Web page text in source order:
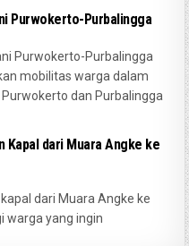
Purwokerto-Purbalingga
Purwokerto-Purbalingga
mobilitas warga dalam
dan Purbalingga
Kapal dari Muara Angke ke
dari Muara Angke ke
warga yang ingin